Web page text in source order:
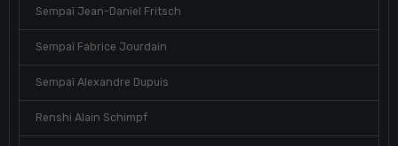
Sempaï Jean-Daniel Fritsch
Sempaï Fabrice Jourdain
Sempaï Alexandre Dupuis
Renshi Alain Schimpf